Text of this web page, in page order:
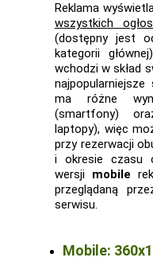
Reklama
wszystkich
(dostępny jest
kategorii
wchodzi w skład
ma różne
(smartfony)
laptopy), więc
przy rezerwacji
i okresie czasu
wersji mobile
przeglądaną
serwisu.
Mobile: